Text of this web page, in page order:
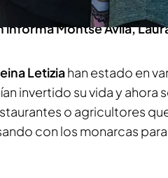
y han escuchado cómo
informa Montse Ávila,
Letiziahan estado en
invertido su vida y ahora
o agricultores
con los monarcas